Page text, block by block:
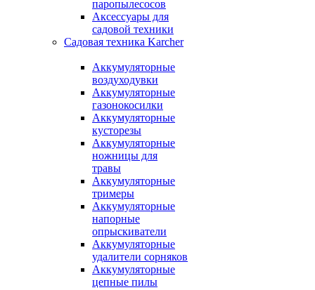
паропылесосов
Аксессуары для
садовой техники
Садовая техника Karcher
Аккумуляторные
воздуходувки
Аккумуляторные
газонокосилки
Аккумуляторные
кусторезы
Аккумуляторные
ножницы для
травы
Аккумуляторные
тримеры
Аккумуляторные
напорные
опрыскиватели
Аккумуляторные
удалители сорняков
Аккумуляторные
цепные пилы